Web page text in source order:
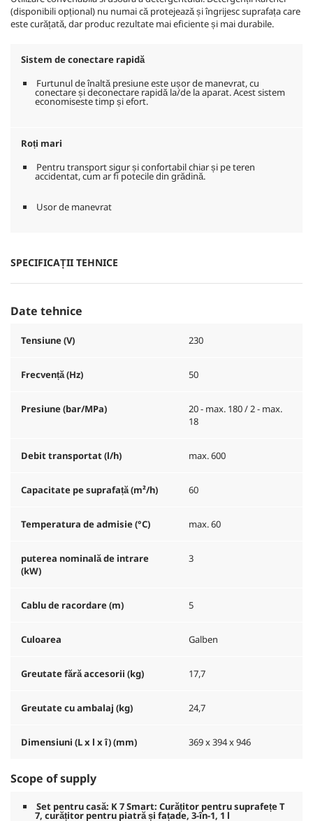
(disponibili opțional) nu numai că protejează și îngrijesc suprafața care
este curățată, dar produc rezultate mai eficiente și mai durabile.
Sistem de conectare rapidă
Furtunul de înaltă presiune este ușor de manevrat, cu
conectare și deconectare rapidă la/de la aparat. Acest sistem
economiseste timp și efort.
Roți mari
Pentru transport sigur și confortabil chiar și pe teren
accidentat, cum ar fi potecile din grădină.
Usor de manevrat
SPECIFICAȚII TEHNICE
Date tehnice
Tensiune (V) 230
Frecvență (Hz) 50
Presiune (bar/MPa)
20 - max. 180 / 2 - max.
18
Debit transportat (l/h) max. 600
Capacitate pe suprafață (m²/h) 60
Temperatura de admisie (°C) max. 60
puterea nominală de intrare
(kW)
3
Cablu de racordare (m) 5
Culoarea Galben
Greutate fără accesorii (kg) 17,7
Greutate cu ambalaj (kg) 24,7
Dimensiuni (L x l x î) (mm) 369 x 394 x 946
Scope of supply
Set pentru casă: K 7 Smart: Curățitor pentru suprafețe T
7, curățitor pentru piatră și fațade, 3-în-1, 1 l